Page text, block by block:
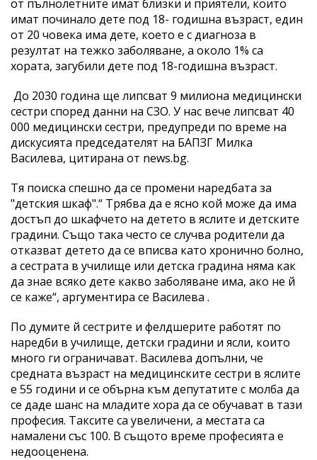
от пълнолетните имат близки и приятели, които
имат починало дете под 18- годишна възраст, един
от 20 човека има дете, което е с диагноза в
резултат на тежко заболяване, а около 1% са
хората, загубили дете под 18-годишна възраст.
До 2030 година ще липсват 9 милиона медицински
сестри според данни на СЗО. У нас вече липсват 40
000 медицински сестри, предупреди по време на
дискусията председателят на БАПЗГ Милка
Василева, цитирана от news.bg.
Тя поиска спешно да се промени наредбата за
"детския шкаф".“ Трябва да е ясно кой може да има
достъп до шкафчето на детето в яслите и детските
градини. Също така често се случва родители да
отказват детето да се вписва като хронично болно,
а сестрата в училище или детска градина няма как
да знае всяко дете какво заболяване има, ако не й
се каже“, аргументира се Василева .
По думите й сестрите и фелдшерите работят по
наредби в училище, детски градини и ясли, които
много ги ограничават. Василева допълни, че
средната възраст на медицинските сестри в яслите
е 55 години и се обърна към депутатите с молба да
се даде шанс на младите хора да се обучават в тази
професия. Таксите са увеличени, а местата са
намалени със 100. В същото време професията е
недооценена.